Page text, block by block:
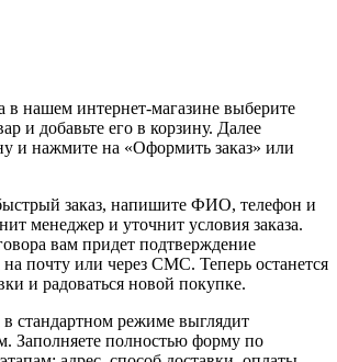
в нашем интернет-магазине выберите
и добавьте его в корзину. Далее
и нажмите на «Оформить заказ» или
заказ, напишите ФИО, телефон и
менеджер и уточнит условия заказа.
вам придет подтверждение
почту или через СМС. Теперь останется
и радоваться новой покупке.
стандартном режиме выглядит
Заполняете полностью форму по